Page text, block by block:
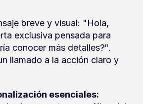
breve y visual: "Hola,
exclusiva pensada para
conocer más detalles?".
llamado a la acción claro y
esenciales: